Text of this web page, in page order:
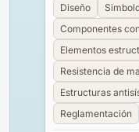
Diseño
Componentes
Elementos
Resistencia de
Estructuras
Reglamentación